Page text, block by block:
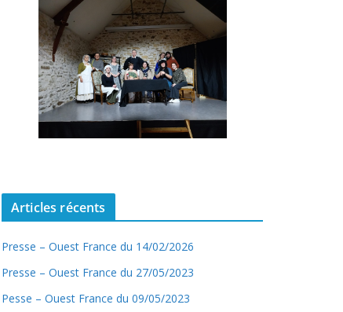
Articles récents
Presse – Ouest France du 14/02/2026
Presse – Ouest France du 27/05/2023
Pesse – Ouest France du 09/05/2023